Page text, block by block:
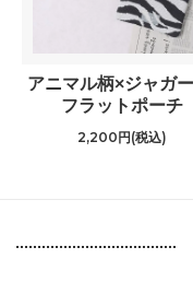
アニマル柄×ジャガ
フラットポーチ
2,200円(税込)